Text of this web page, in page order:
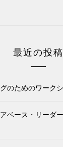
最近の投稿
のためのワーク
ベース・リーダ